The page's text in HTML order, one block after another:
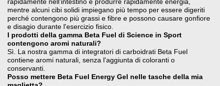
rapidamente nell'intestino e produrre rapidamente energia,
mentre alcuni cibi solidi impiegano più tempo per essere digeriti
perché contengono più grassi e fibre e possono causare gonfiore
e disagio durante l'esercizio fisico.
I prodotti della gamma Beta Fuel di Science in Sport
contengono aromi naturali?
Sì. La nostra gamma di integratori di carboidrati Beta Fuel
contiene aromi naturali, senza l'aggiunta di coloranti o
conservanti.
Posso mettere Beta Fuel Energy Gel nelle tasche della mia